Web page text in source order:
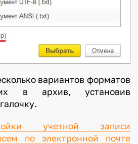
вариантов форматов
в архив, установив
учетной записи
по электронной почте